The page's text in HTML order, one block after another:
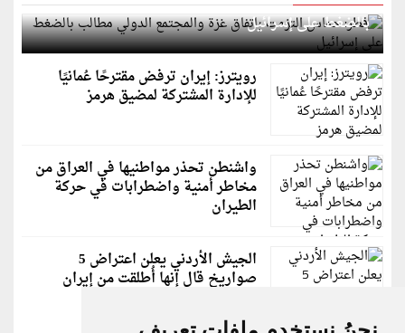
بالضغط على إسرائيل
رويترز: إيران ترفض مقترحًا عُمانيًا
للإدارة المشتركة لمضيق هرمز
واشنطن تحذر مواطنيها في العراق من
مخاطر أمنية واضطرابات في حركة
الطيران
الجيش الأردني يعلن اعتراض 5
صواريخ قال إنها أُطلقت من إيران